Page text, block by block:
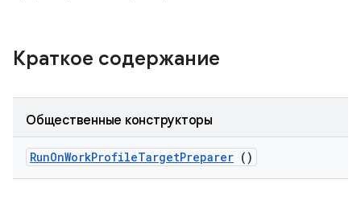
Краткое содержание
Общественные конструкторы
RunOnWorkProfileTargetPreparer ()